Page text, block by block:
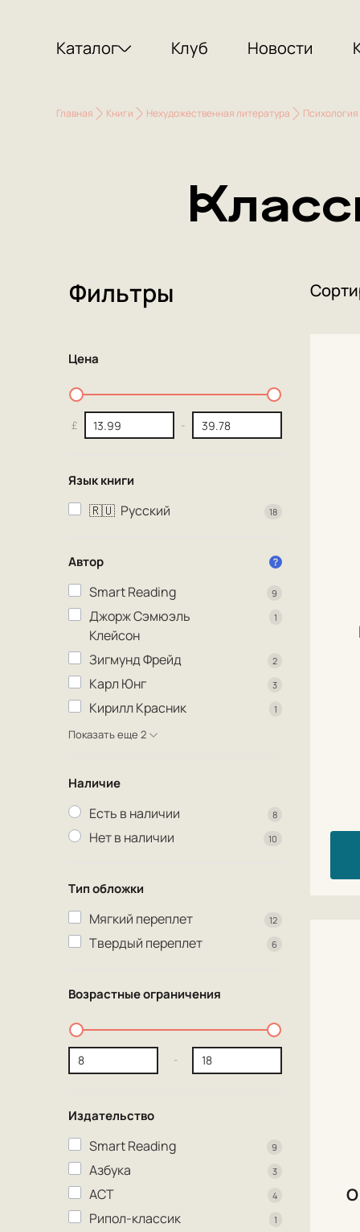
Каталог Клуб Новости
Главная Книги Нехудожественная литература Психология
Фильтры
Цена
£ -
Язык книги
🇷🇺 Русский 18
Автор
Smart Reading 9
Джорж Сэмюэль
Клейсон
1
Зигмунд Фрейд 2
Карл Юнг 3
Кирилл Красник 1
Показать еще 2
Наличие
Есть в наличии 8
Нет в наличии 10
Тип обложки
Мягкий переплет 12
Твердый переплет 6
Возрастные ограничения
-
Издательство
Smart Reading 9
Азбука 3
АСТ 4
Рипол-классик 1